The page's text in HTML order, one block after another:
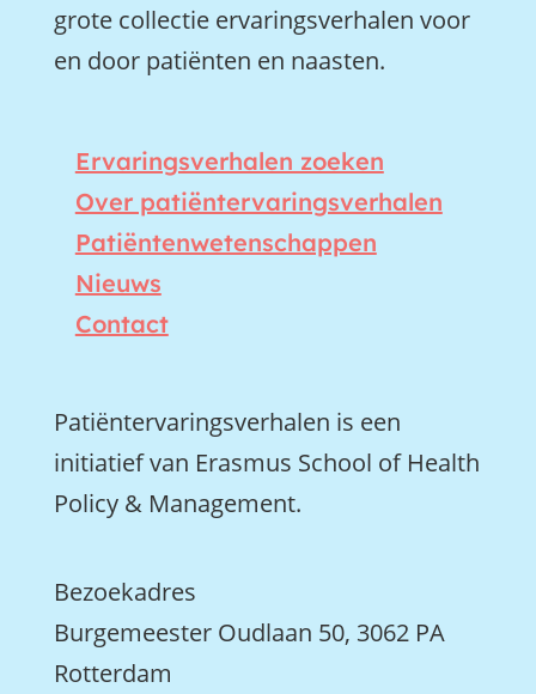
grote collectie ervaringsverhalen voor
en door patiënten en naasten.
Ervaringsverhalen zoeken
Over patiëntervaringsverhalen
Patiëntenwetenschappen
Nieuws
Contact
Patiëntervaringsverhalen is een
initiatief van Erasmus School of Health
Policy & Management.
Bezoekadres
Burgemeester Oudlaan 50, 3062 PA
Rotterdam